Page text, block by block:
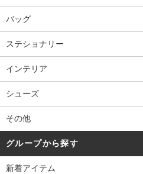
バッグ
ステショナリー
インテリア
シューズ
その他
グループから探す
新着アイテム